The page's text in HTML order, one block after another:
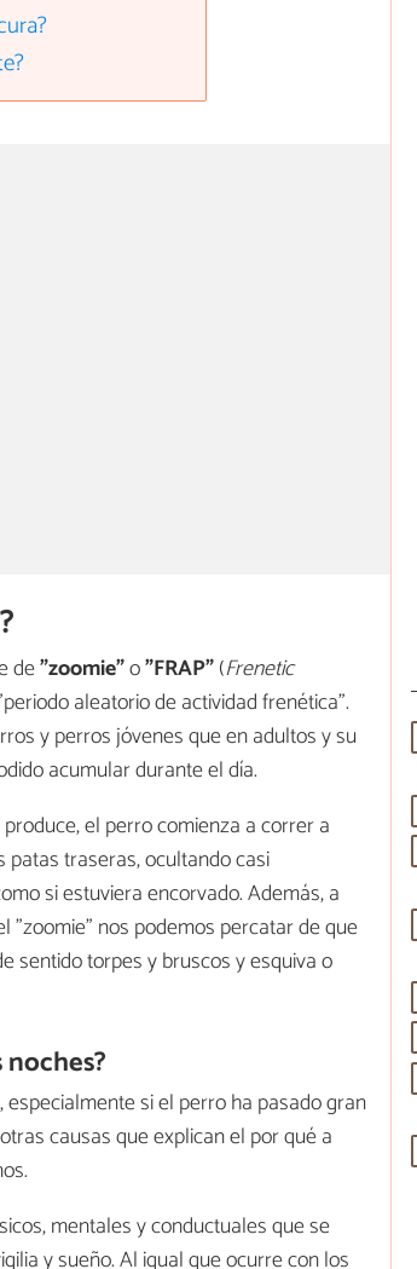
de"zoomie"o"FRAP"(Frenetic
aleatorio de actividad frenética".
y perros jóvenes que en adultos y su
acumular durante el día.
el perro comienza a correr a
traseras, ocultando casi
si estuviera encorvado. Además, a
"zoomie" nos podemos percatar de que
sentido torpes y bruscos y esquiva o
si el perro ha pasado gran
causas que explican el por qué a
mentales y conductuales que se
y sueño. Al igual que ocurre con los